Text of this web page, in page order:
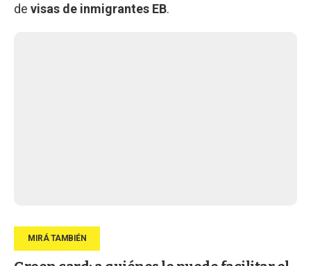
de visas de inmigrantes EB.